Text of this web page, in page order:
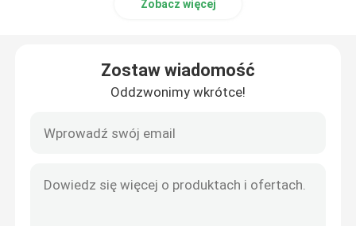
Filtry urządzeń budowlanych
Części zamienne XCMG
Części zamienne Sinotruk
Zobacz więcej
Zostaw wiadomość
Oddzwonimy wkrótce!